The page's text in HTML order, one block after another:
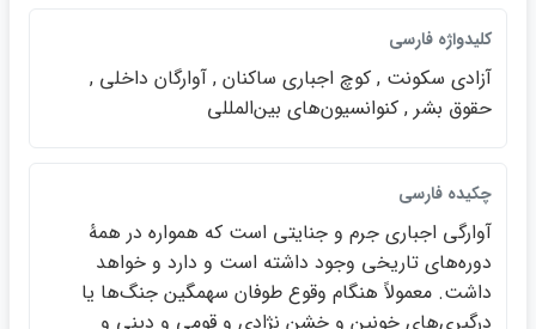
كليدواژه فارسي
آزادي سكونت , كوچ اجباري ساكنان , آوارگان داخلي ,
حقوق بشر , كنوانسيون‌هاي بين‌المللي
چكيده فارسي
آوارگي اجباري جرم و جنايتي است كه همواره در همۀ
دوره‌هاي تاريخي وجود داشته است و دارد و خواهد
داشت. معمولاً هنگام وقوع طوفان سهمگين جنگ‌ها يا
درگيري‌هاي خونين و خشن نژادي و قومي و ديني و